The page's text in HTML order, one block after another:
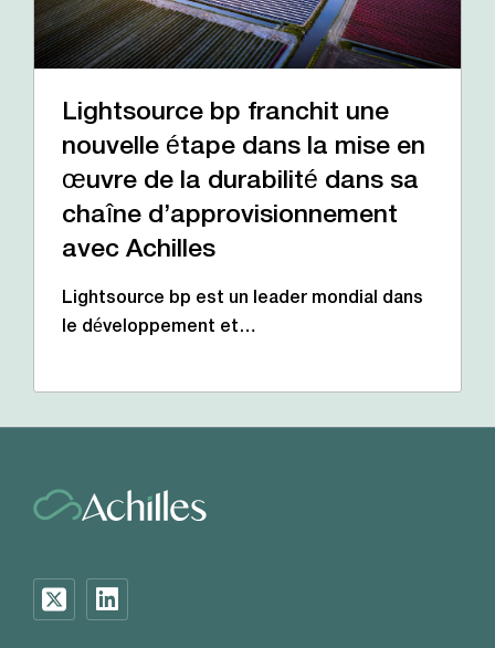
Lightsource bp franchit une
nouvelle étape dans la mise en
œuvre de la durabilité dans sa
chaîne d’approvisionnement
avec Achilles
Lightsource bp est un leader mondial dans
le développement et…